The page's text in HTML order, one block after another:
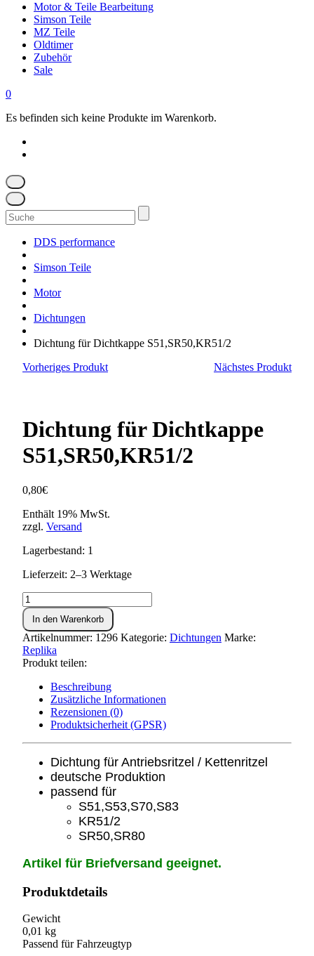
Motor & Teile Bearbeitung
Simson Teile
MZ Teile
Oldtimer
Zubehör
Sale
0
Es befinden sich keine Produkte im Warenkorb.
Suchen
nach:
DDS performance
Simson Teile
Motor
Dichtungen
Dichtung für Dichtkappe S51,SR50,KR51/2
Vorheriges Produkt
Nächstes Produkt
Dichtung für Dichtkappe
S51,SR50,KR51/2
0,80€
Enthält 19% MwSt.
zzgl. Versand
Lagerbestand: 1
Lieferzeit: 2–3 Werktage
Dichtung
für
Dichtkappe
S51,SR50,KR51/2
Menge
In den Warenkorb
Artikelnummer: 1296 Kategorie: Dichtungen Marke:
Replika
Produkt teilen:
Beschreibung
Zusätzliche Informationen
Rezensionen (0)
Produktsicherheit (GPSR)
Dichtung für Antriebsritzel / Kettenritzel
deutsche Produktion
passend für
S51,S53,S70,S83
KR51/2
SR50,SR80
Artikel für Briefversand geeignet.
Produktdetails
Gewicht
0,01 kg
Passend für Fahrzeugtyp